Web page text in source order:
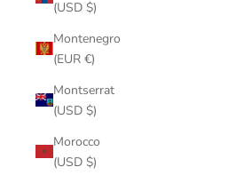
(USD $)
Montenegro
(EUR €)
Montserrat
(USD $)
Morocco
(USD $)